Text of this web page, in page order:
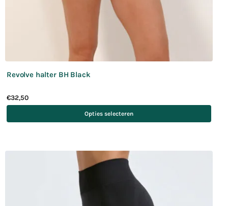
Revolve halter BH Black
€32,50
Opties selecteren